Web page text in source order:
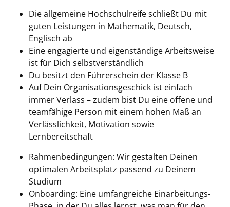
Die allgemeine Hochschulreife schließt Du mit
guten Leistungen in Mathematik, Deutsch,
Englisch ab
Eine engagierte und eigenständige Arbeitsweise
ist für Dich selbstverständlich
Du besitzt den Führerschein der Klasse B
Auf Dein Organisationsgeschick ist einfach
immer Verlass – zudem bist Du eine offene und
teamfähige Person mit einem hohen Maß an
Verlässlichkeit, Motivation sowie
Lernbereitschaft
Rahmenbedingungen: Wir gestalten Deinen
optimalen Arbeitsplatz passend zu Deinem
Studium
Onboarding: Eine umfangreiche Einarbeitungs-